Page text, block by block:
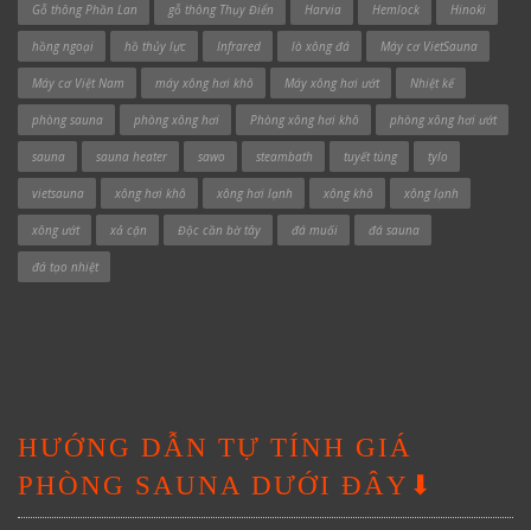
Gỗ thông Phần Lan gỗ thông Thụy Điển Harvia Hemlock Hinoki
hồng ngoại hồ thủy lực Infrared lò xông đá Máy cơ VietSauna
Máy cơ Việt Nam máy xông hơi khô Máy xông hơi ướt Nhiệt kế
phòng sauna phòng xông hơi Phòng xông hơi khô phòng xông hơi ướt
sauna sauna heater sawo steambath tuyết tùng tylo
vietsauna xông hơi khô xông hơi lạnh xông khô xông lạnh
xông ướt xả cặn Độc cần bờ tây đá muối đá sauna
đá tạo nhiệt
HƯỚNG DẪN TỰ TÍNH GIÁ
PHÒNG SAUNA DƯỚI ĐÂY⬇